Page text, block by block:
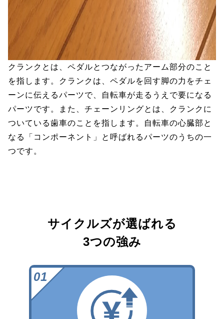
クランクとは、ペダルとつながったアーム部分のこと
を指します。クランクは、ペダルを回す脚の力をチェ
ーンに伝えるパーツで、自転車が走るうえで要になる
パーツです。また、チェーンリングとは、クランクに
ついている歯車のことを指します。自転車の心臓部と
なる「コンポーネント」と呼ばれるパーツのうちの一
つです。
サイクルズが選ばれる
3つの強み